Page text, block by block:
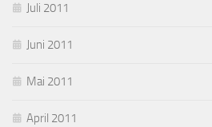
Juli 2011
Juni 2011
Mai 2011
April 2011